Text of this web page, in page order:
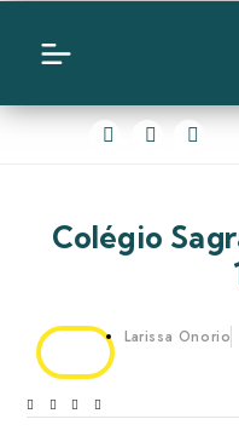
Colégio
Larissa Onorio